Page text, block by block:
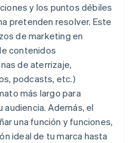
y los puntos débiles
pretenden resolver. Este
de marketing en
contenidos
de aterrizaje,
podcasts, etc.)
más largo para
audiencia. Además, el
una función y funciones,
ideal de tu marca hasta